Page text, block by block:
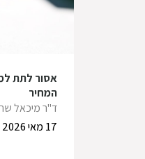
אסור לתת
המחיר
ד"ר מיכאל
17 מאי 2026